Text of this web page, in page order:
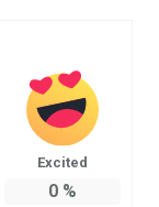
Excited
0%